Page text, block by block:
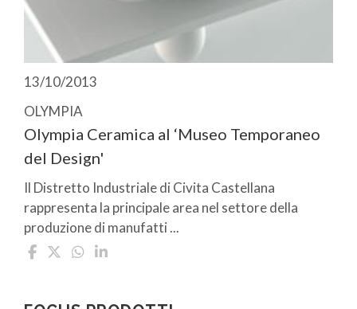
13/10/2013
OLYMPIA
Olympia Ceramica al ‘Museo Temporaneo
del Design'
Il Distretto Industriale di Civita Castellana
rappresenta la principale area nel settore della
produzione di manufatti ...